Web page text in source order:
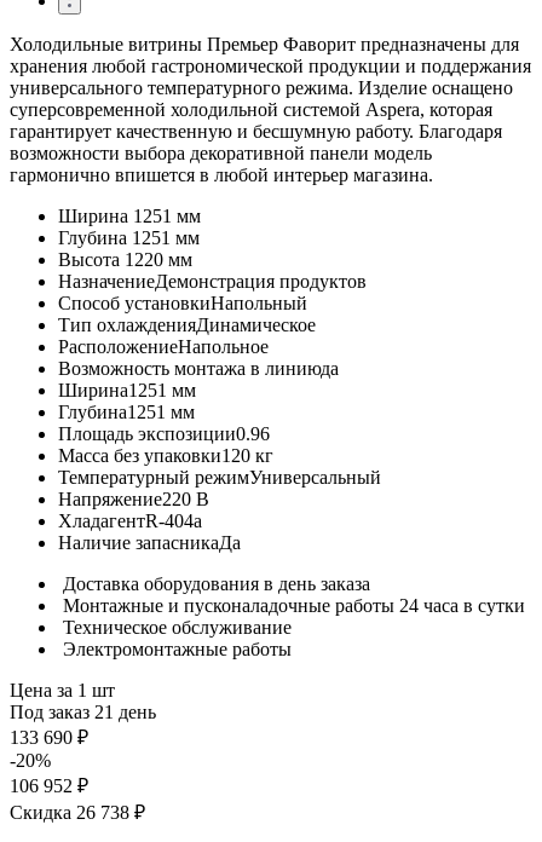
Холодильные витрины Премьер Фаворит предназначены для
хранения любой гастрономической продукции и поддержания
универсального температурного режима. Изделие оснащено
суперсовременной холодильной системой Aspera, которая
гарантирует качественную и бесшумную работу. Благодаря
возможности выбора декоративной панели модель
гармонично впишется в любой интерьер магазина.
Ширина 1251 мм
Глубина 1251 мм
Высота 1220 мм
НазначениеДемонстрация продуктов
Способ установкиНапольный
Тип охлажденияДинамическое
РасположениеНапольное
Возможность монтажа в линиюда
Ширина1251 мм
Глубина1251 мм
Площадь экспозиции0.96
Масса без упаковки120 кг
Температурный режимУниверсальный
Напряжение220 В
ХладагентR-404a
Наличие запасникаДа
Доставка оборудования в день заказа
Монтажные и пусконаладочные работы 24 часа в сутки
Техническое обслуживание
Электромонтажные работы
Цена за 1 шт
Под заказ 21 день
133 690 ₽
-20%
106 952 ₽
Скидка 26 738 ₽